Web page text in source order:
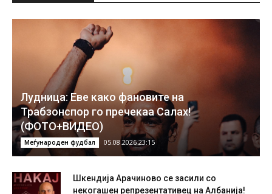
Лудница: Еве како фановите на
Трабзонспор го пречекаа Салах!
(ФОТО+ВИДЕО)
Меѓународен фудбал 05.08.2026 23:15
Шкендија Арачиново се засили со
некогашен репрезентативец на Албанија!